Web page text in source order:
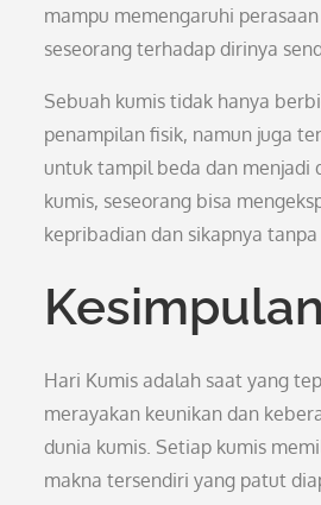
mampu memengaruhi
seseorang terhadap dirinya
Sebuah kumis tidak hanya
penampilan fisik, namun juga
untuk tampil beda dan menjadi
kumis, seseorang bisa
kepribadian dan sikapnya
Kesimpulan
Hari Kumis adalah saat yang
merayakan keunikan dan
dunia kumis. Setiap kumis
makna tersendiri yang patut